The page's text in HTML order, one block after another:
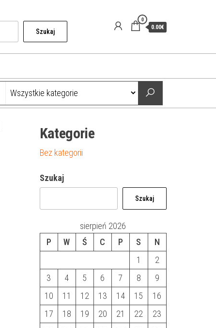
Szukaj
0
0.00€
Kategorie
Bez kategorii
Szukaj
Szukaj
sierpień 2026
P
W Ś C P S
N
1
2
3
4 5 6 7 8
9
10
11 12 13 14 15
16
17
18 19 20 21 22
23